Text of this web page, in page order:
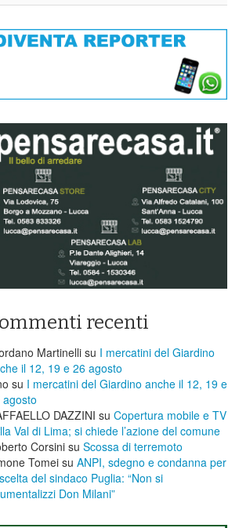
recenti
Martinelli su I mercatini del Giardino
il 12, 19 e 26 agosto
su I mercatini del Giardino anche il 12, 19 e
agosto
DAZZINI su ​Copertura mobile e TV
Val di Lima; si chiede l’azione del comune
Corsinisu Scossa di terremoto
Tomeisu ANPI, sdegno e condanna per
del sindaco Puglia: “Non si
Don Milani”